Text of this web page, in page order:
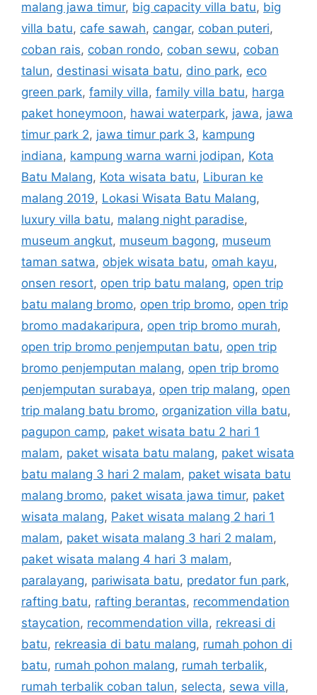
malang jawa timur, big capacity villa batu, big
villa batu, cafe sawah, cangar, coban puteri,
coban rais, coban rondo, coban sewu, coban
talun, destinasi wisata batu, dino park, eco
green park, family villa, family villa batu, harga
paket honeymoon, hawai waterpark, jawa, jawa
timur park 2, jawa timur park 3, kampung
indiana, kampung warna warni jodipan, Kota
Batu Malang, Kota wisata batu, Liburan ke
malang 2019, Lokasi Wisata Batu Malang,
luxury villa batu, malang night paradise,
museum angkut, museum bagong, museum
taman satwa, objek wisata batu, omah kayu,
onsen resort, open trip batu malang, open trip
batu malang bromo, open trip bromo, open trip
bromo madakaripura, open trip bromo murah,
open trip bromo penjemputan batu, open trip
bromo penjemputan malang, open trip bromo
penjemputan surabaya, open trip malang, open
trip malang batu bromo, organization villa batu,
pagupon camp, paket wisata batu 2 hari 1
malam, paket wisata batu malang, paket wisata
batu malang 3 hari 2 malam, paket wisata batu
malang bromo, paket wisata jawa timur, paket
wisata malang, Paket wisata malang 2 hari 1
malam, paket wisata malang 3 hari 2 malam,
paket wisata malang 4 hari 3 malam,
paralayang, pariwisata batu, predator fun park,
rafting batu, rafting berantas, recommendation
staycation, recommendation villa, rekreasi di
batu, rekreasia di batu malang, rumah pohon di
batu, rumah pohon malang, rumah terbalik,
rumah terbalik coban talun, selecta, sewa villa,